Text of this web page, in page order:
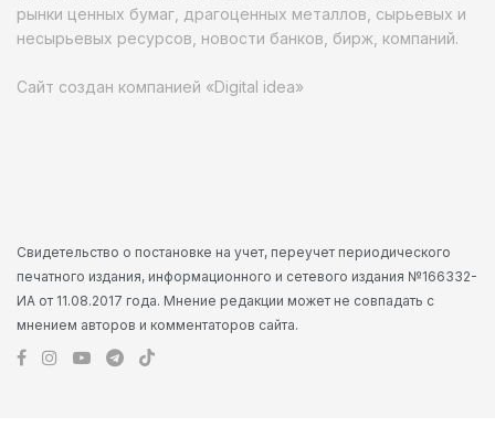
рынки ценных бумаг, драгоценных металлов, сырьевых и
несырьевых ресурсов, новости банков, бирж, компаний.
Сайт создан компанией «Digital idea»
Свидетельство о постановке на учет, переучет периодического
печатного издания, информационного и сетевого издания №166332-
ИА от 11.08.2017 года. Мнение редакции может не совпадать с
мнением авторов и комментаторов сайта.